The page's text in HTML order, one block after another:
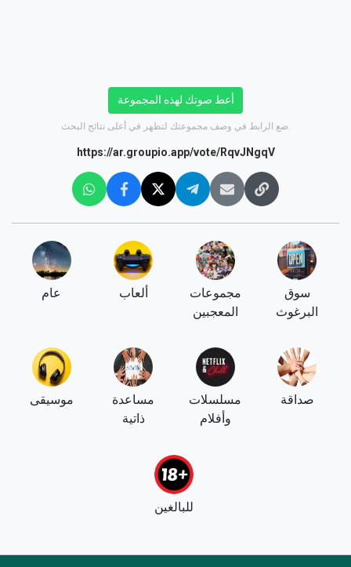
أعط صوتك لهذه المجموعة
https://ar.groupio.app/vote/RqvJNgqV
عام ألعاب
مجموعات
المعجبين
سوق
البرغوث
موسيقى
مساعدة
ذاتية
مسلسلات
وأفلام
صداقة
للبالغين